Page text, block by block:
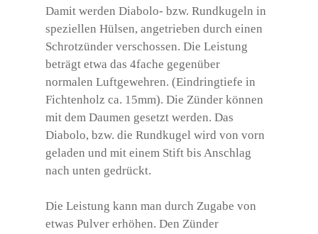
Damit werden Diabolo- bzw. Rundkugeln in
speziellen Hülsen, angetrieben durch einen
Schrotzünder verschossen. Die Leistung
beträgt etwa das 4fache gegenüber
normalen Luftgewehren. (Eindringtiefe in
Fichtenholz ca. 15mm). Die Zünder können
mit dem Daumen gesetzt werden. Das
Diabolo, bzw. die Rundkugel wird von vorn
geladen und mit einem Stift bis Anschlag
nach unten gedrückt.
Die Leistung kann man durch Zugabe von
etwas Pulver erhöhen. Den Zünder